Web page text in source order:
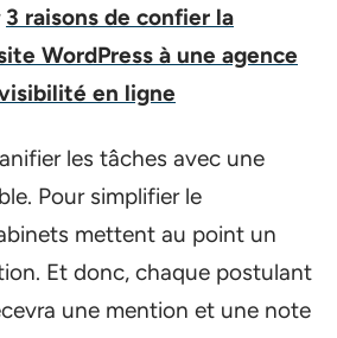
3 raisons de confier la
WordPress à une agence
en ligne
les tâches avec une
Pour simplifier le
mettent au point un
Et donc, chaque postulant
une mention et une note